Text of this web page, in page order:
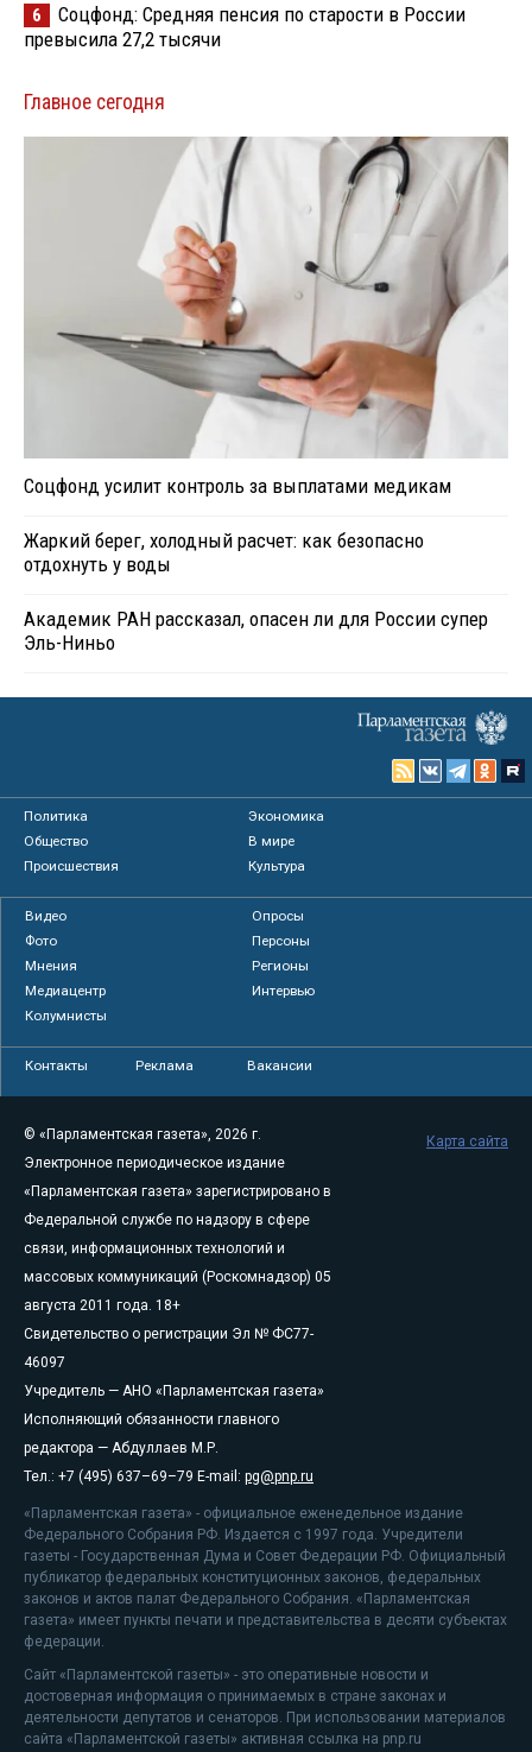
6
Соцфонд: Средняя пенсия по старости в России
превысила 27,2 тысячи
Главное сегодня
Соцфонд усилит контроль за выплатами медикам
Жаркий берег, холодный расчет: как безопасно
отдохнуть у воды
Академик РАН рассказал, опасен ли для России супер
Эль-Ниньо
Политика
Экономика
Общество
В мире
Происшествия
Культура
Видео
Опросы
Фото
Персоны
Мнения
Регионы
Медиацентр
Интервью
Колумнисты
Контакты Реклама Вакансии
© «Парламентская газета», 2026 г.
Электронное периодическое издание
«Парламентская газета» зарегистрировано в
Федеральной службе по надзору в сфере
связи, информационных технологий и
массовых коммуникаций (Роскомнадзор) 05
августа 2011 года. 18+
Свидетельство о регистрации Эл № ФС77-
46097
Учредитель — АНО «Парламентская газета»
Исполняющий обязанности главного
редактора — Абдуллаев М.Р.
Тел.: +7 (495) 637–69–79 E-mail: pg@pnp.ru
«Парламентская газета» - официальное еженедельное издание
Федерального Собрания РФ. Издается с 1997 года. Учредители
газеты - Государственная Дума и Совет Федерации РФ. Официальный
публикатор федеральных конституционных законов, федеральных
законов и актов палат Федерального Собрания. «Парламентская
газета» имеет пункты печати и представительства в десяти субъектах
федерации.
Сайт «Парламентской газеты» - это оперативные новости и
достоверная информация о принимаемых в стране законах и
деятельности депутатов и сенаторов. При использовании материалов
сайта «Парламентской газеты» активная ссылка на pnp.ru
Карта сайта